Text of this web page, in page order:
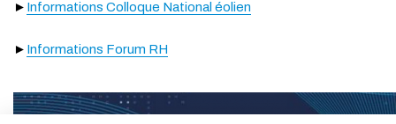
► Informations Colloque National éolien
► Informations Forum RH